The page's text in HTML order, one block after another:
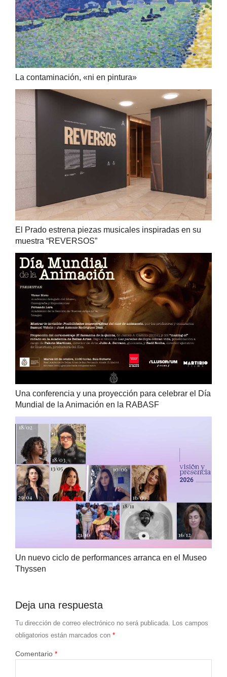
La contaminación, «ni en pintura»
El Prado estrena piezas musicales inspiradas en su
muestra “REVERSOS”
Una conferencia y una proyección para celebrar el Día
Mundial de la Animación en la RABASF
Un nuevo ciclo de performances arranca en el Museo
Thyssen
Deja una respuesta
Tu dirección de correo electrónico no será publicada. Los campos
obligatorios están marcados con *
Comentario *